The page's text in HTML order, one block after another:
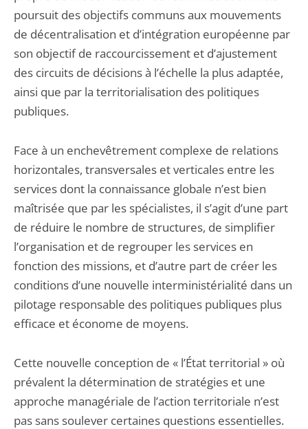
poursuit des objectifs communs aux mouvements
de décentralisation et d’intégration européenne par
son objectif de raccourcissement et d’ajustement
des circuits de décisions à l’échelle la plus adaptée,
ainsi que par la territorialisation des politiques
publiques.
Face à un enchevêtrement complexe de relations
horizontales, transversales et verticales entre les
services dont la connaissance globale n’est bien
maîtrisée que par les spécialistes, il s’agit d’une part
de réduire le nombre de structures, de simplifier
l’organisation et de regrouper les services en
fonction des missions, et d’autre part de créer les
conditions d’une nouvelle interministérialité dans un
pilotage responsable des politiques publiques plus
efficace et économe de moyens.
Cette nouvelle conception de « l’État territorial » où
prévalent la détermination de stratégies et une
approche managériale de l’action territoriale n’est
pas sans soulever certaines questions essentielles.